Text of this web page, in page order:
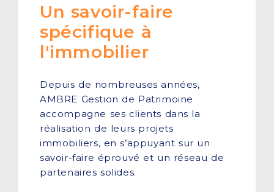
Un savoir-faire
spécifique à
l'immobilier
Depuis de nombreuses années,
AMBRE Gestion de Patrimoine
accompagne ses clients dans la
réalisation de leurs projets
immobiliers, en s’appuyant sur un
savoir-faire éprouvé et un réseau de
partenaires solides.